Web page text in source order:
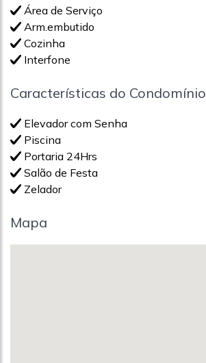
Área de Serviço
Arm.embutido
Cozinha
Interfone
Características do Condomínio
Elevador com Senha
Piscina
Portaria 24Hrs
Salão de Festa
Zelador
Mapa